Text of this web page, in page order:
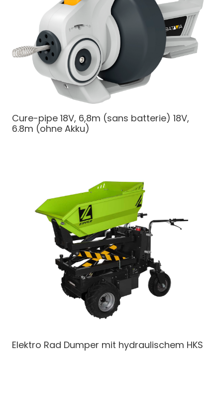
Cure-pipe 18V, 6,8m (sans batterie) 18V,
6.8m (ohne Akku)
Elektro Rad Dumper mit hydraulischem HKS